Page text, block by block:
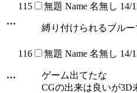
…
115 無題 Name 名無し 14/
縛り付けられるブルー
…
116 無題 Name 名無し 14/
ゲーム出てたな
CGの出来は良いが3D